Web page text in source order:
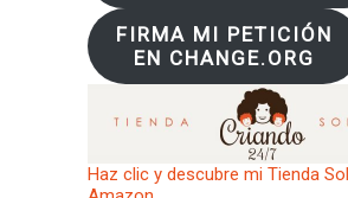
FIRMA MI PETICIÓN
EN CHANGE.ORG
Haz clic y descubre mi Tienda